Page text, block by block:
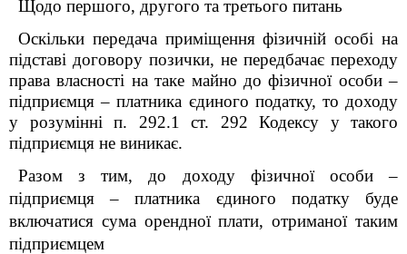
Щодо першого, другого та третього питань
Оскільки передача приміщення фізичній особі на
підставі договору позички, не передбачає переходу
права власності на таке майно до фізичної особи –
підприємця – платника єдиного податку, то доходу
у розумінні п. 292.1 ст. 292 Кодексу у такого
підприємця не виникає.
Разом з тим, до доходу фізичної особи –
підприємця – платника єдиного податку буде
включатися сума орендної плати, отриманої таким
підприємцем